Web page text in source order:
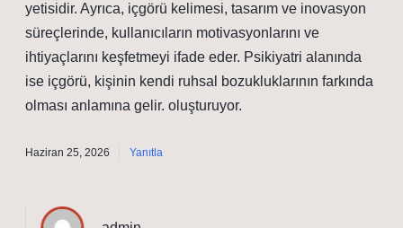
yetisidir. Ayrıca, içgörü kelimesi, tasarım ve inovasyon
süreçlerinde, kullanıcıların motivasyonlarını ve
ihtiyaçlarını keşfetmeyi ifade eder. Psikiyatri alanında
ise içgörü, kişinin kendi ruhsal bozukluklarının farkında
olması anlamına gelir. oluşturuyor.
Haziran 25, 2026 Yanıtla